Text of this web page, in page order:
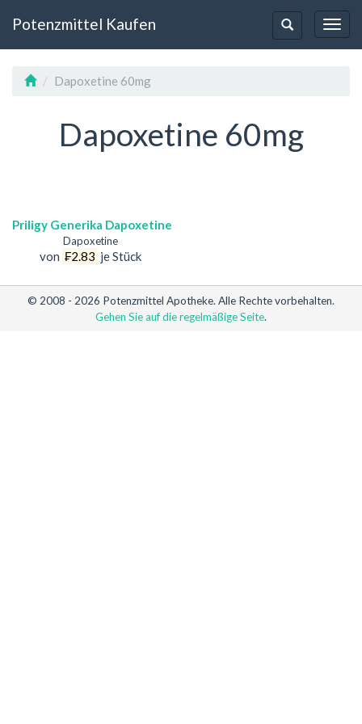
Toggle-
Navigation
Potenzmittel Kaufen
Dapoxetine 60mg
Dapoxetine 60mg
Priligy Generika Dapoxetine
Dapoxetine
von ₣2.83 je Stück
© 2008 - 2026 Potenzmittel Apotheke. Alle Rechte vorbehalten.
Gehen Sie auf die regelmäßige Seite.